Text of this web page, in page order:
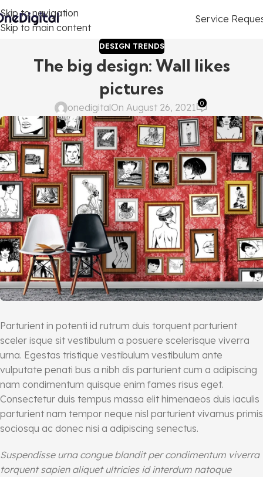
Skip to navigation
Skip to main content
Service
DESIGN TRENDS
The big design: Wall likes
pictures
onedigitalOn August 26, 2021 0
Parturient in potenti id rutrum duis torquent parturient
sceler isque sit vestibulum a posuere scelerisque viverra
urna. Egestas tristique vestibulum vestibulum ante
vulputate penati bus a nibh dis parturient cum a adipiscing
nam condimentum quisque enim fames risus eget.
Consectetur duis tempus massa elit himenaeos duis iaculis
parturient nam tempor neque nisl parturient vivamus primis
sociosqu ac donec nisi a adipiscing senectus.
Suspendisse urna congue blandit per condimentum viverra
torquent sapien aliquet ultricies id interdum natoque